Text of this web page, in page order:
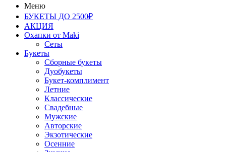
Меню
БУКЕТЫ ДО 2500₽
АКЦИЯ
Охапки от Maki
Сеты
Букеты
Сборные букеты
Дуобукеты
Букет-комплимент
Летние
Классические
Свадебные
Мужские
Авторские
Экзотические
Осенние